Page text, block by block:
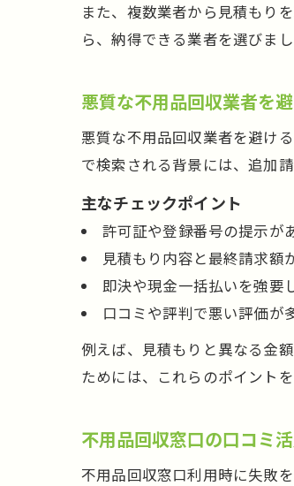
また、複数業者から見積もり
ら、納得できる業者を選びま
悪質な不用品回収業者を
悪質な不用品回収業者を避け
で検索される背景には、追加
主なチェックポイント
許可証や登録番号の提示が
見積もり内容と最終請求額
即決や現金一括払いを強要
口コミや評判で悪い評価が
例えば、見積もりと異なる金
ためには、これらのポイント
不用品回収窓口の口コミ
不用品回収窓口利用時に失敗